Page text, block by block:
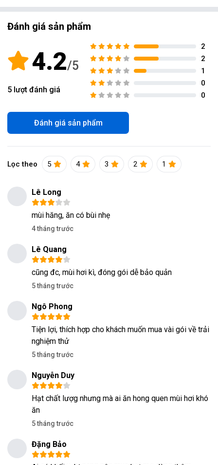
Đánh giá sản phẩm
4.2
5 lượt đánh giá
2
2
1
0
0
Đánh giá sản phẩm
Lọc theo 5 4 3 2 1
Lê Long
mùi hăng, ăn có bùi nhẹ
4 tháng trước
Lê Quang
cũng đc, mùi hơi kì, đóng gói dễ bảo quản
5 tháng trước
Ngô Phong
Tiện lợi, thích hợp cho khách muốn mua vài gói về trải
nghiệm thử
5 tháng trước
Nguyễn Duy
Hạt chất lượg nhưng mà ai ăn hong quen mùi hơi khó
ăn
5 tháng trước
Đặng Bảo